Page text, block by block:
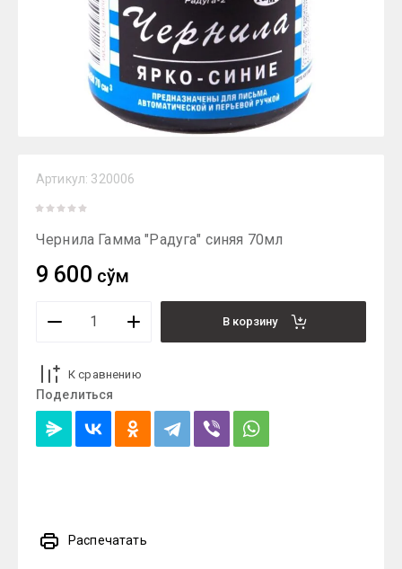
Артикул: 320006
Чернила Гамма "Радуга" синяя 70мл
9 600 сўм
В корзину
К сравнению
Поделиться
Распечатать